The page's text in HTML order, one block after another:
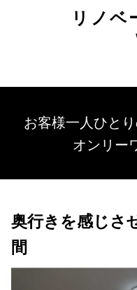
リノベ
お客様一人ひと
オンリー
奥行きを感じさ
間